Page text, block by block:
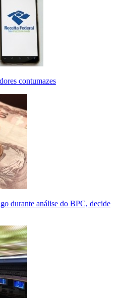
contumazes
durante análise do BPC, decide